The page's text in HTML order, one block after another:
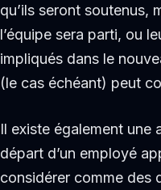
qu’ils seront soutenus,
l’équipe sera parti, ou
impliqués dans le
(le cas échéant) peut
Il existe également une
départ d’un employé
considérer comme des